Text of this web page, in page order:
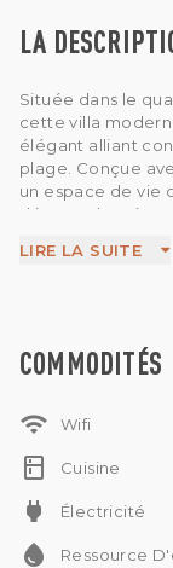
LA
Située dans le
cette villa
élégant alliant
plage. Conçue
un espace de vie
détente, les
offrant un cadre
À l'intérieur, la
grande flexibilité
niveaux favorise
toute la maison.
accès facile au
infrastructures de
LIRE LA SUITE
COMMODITÉS
wifi Wifi
kitchen Cuisine
power Électricité
water_drop Ressource